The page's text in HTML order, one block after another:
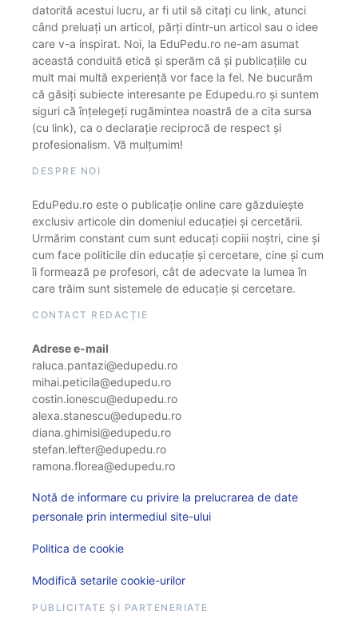
datorită acestui lucru, ar fi util să citați cu link, atunci
când preluați un articol, părți dintr-un articol sau o idee
care v-a inspirat. Noi, la EduPedu.ro ne-am asumat
această conduită etică și sperăm că și publicațiile cu
mult mai multă experiență vor face la fel. Ne bucurăm
că găsiți subiecte interesante pe Edupedu.ro și suntem
siguri că înțelegeți rugămintea noastră de a cita sursa
(cu link), ca o declarație reciprocă de respect și
profesionalism. Vă mulțumim!
DESPRE NOI
EduPedu.ro este o publicație online care găzduiește
exclusiv articole din domeniul educației și cercetării.
Urmărim constant cum sunt educați copiii noștri, cine și
cum face politicile din educație și cercetare, cine și cum
îi formează pe profesori, cât de adecvate la lumea în
care trăim sunt sistemele de educație și cercetare.
CONTACT REDACȚIE
Adrese e-mail
raluca.pantazi@edupedu.ro
mihai.peticila@edupedu.ro
costin.ionescu@edupedu.ro
alexa.stanescu@edupedu.ro
diana.ghimisi@edupedu.ro
stefan.lefter@edupedu.ro
ramona.florea@edupedu.ro
Notă de informare cu privire la prelucrarea de date
personale prin intermediul site-ului
Politica de cookie
Modifică setarile cookie-urilor
PUBLICITATE ȘI PARTENERIATE